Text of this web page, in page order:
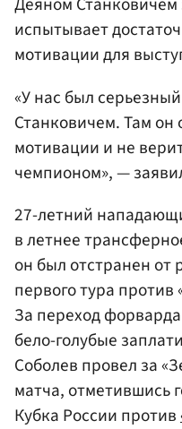
испытывает
мотивации для
«У нас был
Станковичем. Там он
мотивации и не
чемпионом», —
27-летний
в летнее
он был отстранен от
первого тура против
За переход форварда
бело-голубые
Соболев провел за
матча, отметившись
Кубка России против